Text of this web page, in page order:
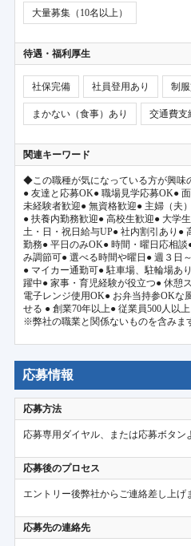
大量募集（10名以上）
待遇・福利厚生
社保完備 社員登用あり 制
まかない（食事）あり 交通費支
関連キーワード
◆この職種が気になっている方が興味
● 友達と応募OK● 職場見学応募OK●
未経験者歓迎● 無資格歓迎● 主婦（夫
● 扶養内勤務歓迎● 高校生歓迎● 大学
土・日・祝日給与UP● 社内割引あり●
勤務● 平日のみOK● 時間・曜日応相
み調節可● 選べる時間や曜日● 週３日
● マイカー通勤可● 駐車場、駐輪場あ
躍中● 家事・育児経験が役立つ● 休憩
電子レンジ使用OK● お弁当持参OKな
せる ● 創業70年以上● 従業員500人以上
※弊社の職業と関係ないものを含みま
応募情報
応募方法
応募専用ダイヤル、または応募ボタン
応募後のプロセス
エントリー後弊社からご連絡差し上げ
応募先の連絡先